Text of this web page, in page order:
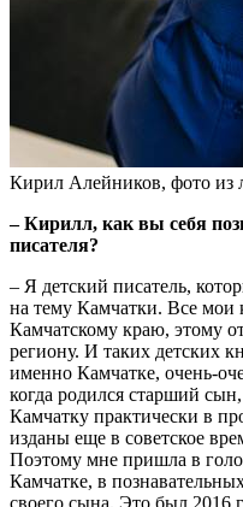
Кирил Алейников, фото из
– Кирилл, как вы себя
писателя?
– Я детский писатель,
на тему Камчатки. Все
Камчатскому краю, этому
региону. И таких детских
именно Камчатке, очень-
когда родился старший
Камчатку практически в
изданы еще в советское
Поэтому мне пришла в
Камчатке, в
своего сына. Это был 2016